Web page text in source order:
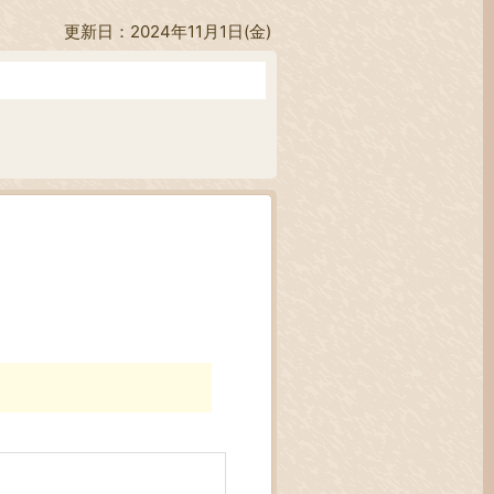
更新日：2024年11月1日(金)